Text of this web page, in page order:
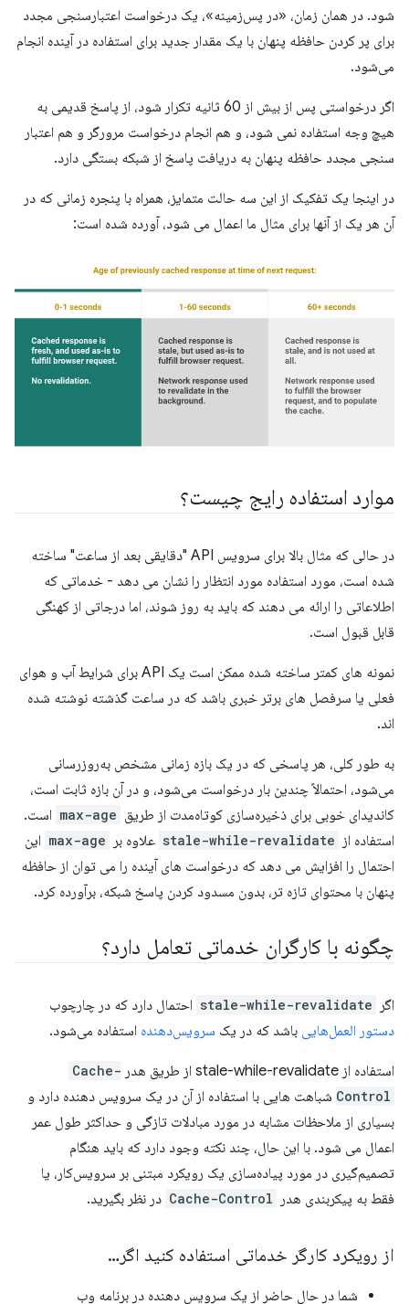
شود. در همان زمان، «در پس‌زمینه»، یک درخواست اعتبارسنجی مجدد
برای پر کردن حافظه پنهان با یک مقدار جدید برای استفاده در آینده انجام
می‌شود.
اگر درخواستی پس از بیش از 60 ثانیه تکرار شود، از پاسخ قدیمی به
هیچ وجه استفاده نمی شود، و هم انجام درخواست مرورگر و هم اعتبار
سنجی مجدد حافظه پنهان به دریافت پاسخ از شبکه بستگی دارد.
در اینجا یک تفکیک از این سه حالت متمایز، همراه با پنجره زمانی که در
آن هر یک از آنها برای مثال ما اعمال می شود، آورده شده است:
موارد استفاده رایج چیست؟
در حالی که مثال بالا برای سرویس API "دقایقی بعد از ساعت" ساخته
شده است، مورد استفاده مورد انتظار را نشان می دهد - خدماتی که
اطلاعاتی را ارائه می دهند که باید به روز شوند، اما درجاتی از کهنگی
قابل قبول است.
نمونه های کمتر ساخته شده ممکن است یک API برای شرایط آب و هوای
فعلی یا سرفصل های برتر خبری باشد که در ساعت گذشته نوشته شده
اند.
به طور کلی، هر پاسخی که در یک بازه زمانی مشخص به‌روزرسانی
می‌شود، احتمالاً چندین بار درخواست می‌شود، و در آن بازه ثابت است،
کاندیدای خوبی برای ذخیره‌سازی کوتاه‌مدت از طریق max-age است.
استفاده از stale-while-revalidate علاوه بر max-age این
احتمال را افزایش می دهد که درخواست های آینده را می توان از حافظه
پنهان با محتوای تازه تر، بدون مسدود کردن پاسخ شبکه، برآورده کرد.
چگونه با کارگران خدماتی تعامل دارد؟
اگر stale-while-revalidate احتمال دارد که در چارچوب
دستور العمل‌هایی باشد که در یک سرویس‌دهنده استفاده می‌شود.
استفاده از stale-while-revalidate از طریق هدر
Cache-
Control شباهت هایی با استفاده از آن در یک سرویس دهنده دارد و
بسیاری از ملاحظات مشابه در مورد مبادلات تازگی و حداکثر طول عمر
اعمال می شود. با این حال، چند نکته وجود دارد که باید هنگام
تصمیم‌گیری در مورد پیاده‌سازی یک رویکرد مبتنی بر سرویس‌کار، یا
فقط به پیکربندی هدر
Cache-Control در نظر بگیرید.
از رویکرد کارگر خدماتی استفاده کنید اگر…
شما در حال حاضر از یک سرویس دهنده در برنامه وب